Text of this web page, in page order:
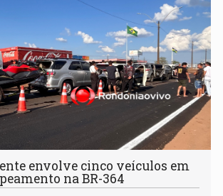
envolve cinco veículos em
na BR-364